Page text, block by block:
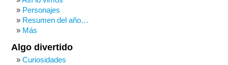
Personajes
Resumen del año…
Más
Algo divertido
Curiosidades